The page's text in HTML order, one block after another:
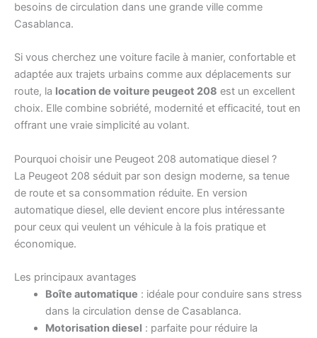
besoins de circulation dans une grande ville comme
Casablanca.
Si vous cherchez une voiture facile à manier, confortable et
adaptée aux trajets urbains comme aux déplacements sur
route, la location de voiture peugeot 208 est un excellent
choix. Elle combine sobriété, modernité et efficacité, tout en
offrant une vraie simplicité au volant.
Pourquoi choisir une Peugeot 208 automatique diesel ?
La Peugeot 208 séduit par son design moderne, sa tenue
de route et sa consommation réduite. En version
automatique diesel, elle devient encore plus intéressante
pour ceux qui veulent un véhicule à la fois pratique et
économique.
Les principaux avantages
Boîte automatique : idéale pour conduire sans stress
dans la circulation dense de Casablanca.
Motorisation diesel : parfaite pour réduire la